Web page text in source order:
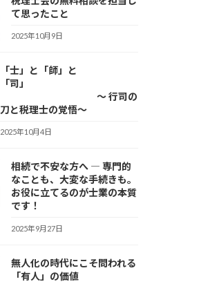
て思ったこと
2025年10月9日
「士」と「師」と
「司」
～ 行司の
刀と税理士の覚悟～
2025年10月4日
相続で不安な方へ ― 専門的
なことも、大変な手続きも。
お役に立てるのが士業の本質
です！
2025年9月27日
無人化の時代にこそ問われる
「有人」の価値